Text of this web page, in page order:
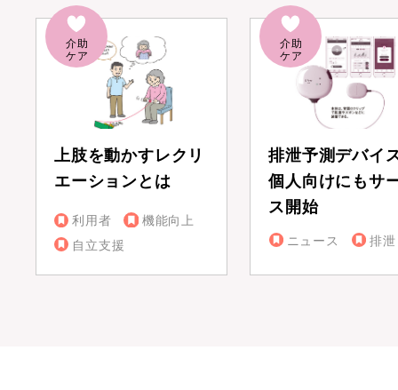
上肢を動かすレクリ
エーションとは
利用者
機能向上
自立支援
排泄予測デバイ
個人向けにもサ
ス開始
ニュース 排泄